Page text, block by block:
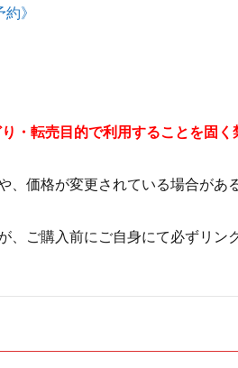
》
・転売目的で利用することを固く
、価格が変更されている場合があ
、ご購入前にご自身にて必ずリン